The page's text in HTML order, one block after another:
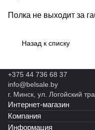
Полка не выходит за
Назад к списку
+375 44 736 68 37
info@belsale.by
г. Минск, ул. Логойский
Интернет-магазин
Компания
Информация